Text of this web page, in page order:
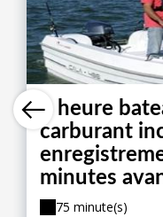
1 heure
carburant
minutes
75 minute(s)